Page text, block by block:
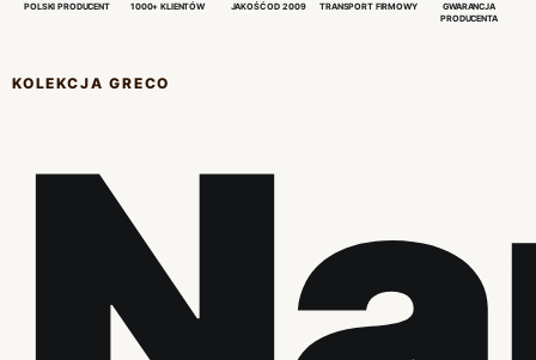
POLSKI PRODUCENT 1000+ KLIENTÓW JAKOŚĆ OD 2009 TRANSPORT FIRMOWY
GWARANCJA
PRODUCENTA
KOLEKCJA GRECO